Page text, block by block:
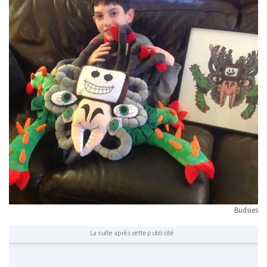
Budsies
La suite après cette publicité